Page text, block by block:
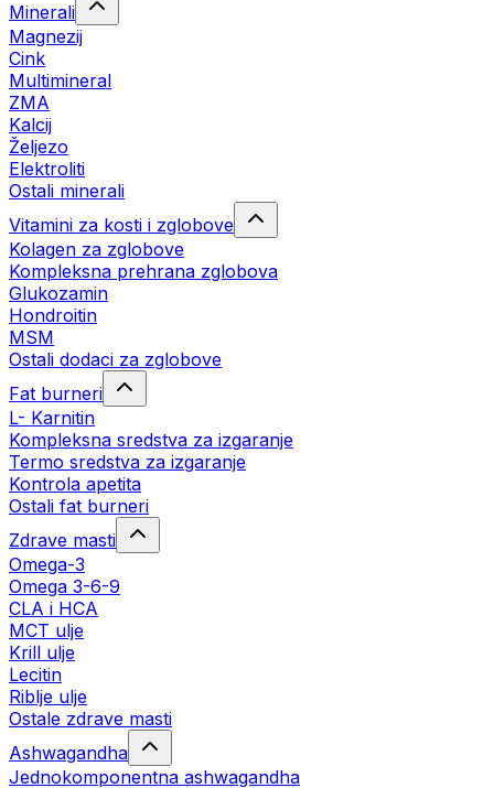
Minerali
Magnezij
Cink
Multimineral
ZMA
Kalcij
Željezo
Elektroliti
Ostali minerali
Vitamini za kosti i zglobove
Kolagen za zglobove
Kompleksna prehrana zglobova
Glukozamin
Hondroitin
MSM
Ostali dodaci za zglobove
Fat burneri
L- Karnitin
Kompleksna sredstva za izgaranje
Termo sredstva za izgaranje
Kontrola apetita
Ostali fat burneri
Zdrave masti
Omega-3
Omega 3-6-9
CLA i HCA
MCT ulje
Krill ulje
Lecitin
Riblje ulje
Ostale zdrave masti
Ashwagandha
Jednokomponentna ashwagandha